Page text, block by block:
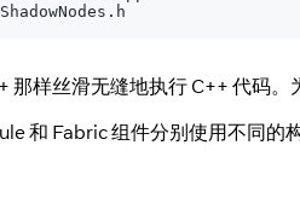
样丝滑无缝地执行 C++ 代码。
和 Fabric 组件分别使用不同的